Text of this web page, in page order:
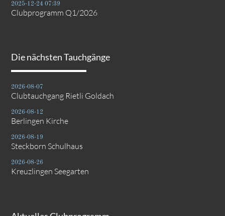
2025-12-24 07:39
Clubprogramm Q1/2026
Die nächsten Tauchgänge
2026-08-07
Clubtauchgang Rietli Goldach
2026-08-12
Berlingen Kirche
2026-08-19
Steckborn Schulhaus
2026-08-26
Kreuzlingen Seegarten